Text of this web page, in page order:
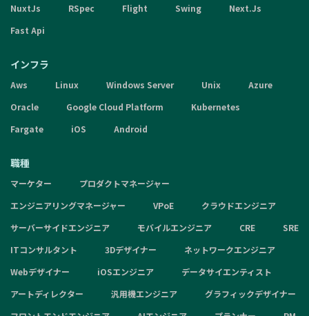
NuxtJs
RSpec Flight Swing
Next.Js
Fast Api
インフラ
Aws Linux Windows Server Unix
Azure
Oracle
Google Cloud Platform
Kubernetes
Fargate
iOS Android
職種
マーケター
プロダクトマネージャー
エンジニアリングマネージャー
VPoE
クラウドエンジニア
サーバーサイドエンジニア
モバイルエンジニア CRE
SRE
ITコンサルタント
3Dデザイナー
ネットワークエンジニア
Webデザイナー
iOSエンジニア
データサイエンティスト
アートディレクター
汎用機エンジニア
グラフィックデザイナー